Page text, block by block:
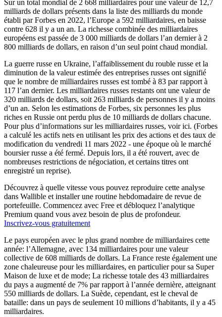
Sur un total mondial de 2 668 milliardaires pour une valeur de 12,7
milliards de dollars présents dans la liste des milliards du monde
établi par Forbes en 2022, l’Europe a 592 milliardaires, en baisse
contre 628 il y a un an. La richesse combinée des milliardaires
européens est passée de 3 000 milliards de dollars l’an dernier à 2
800 milliards de dollars, en raison d’un seul point chaud mondial.
La guerre russe en Ukraine, l’affaiblissement du rouble russe et la
diminution de la valeur estimée des entreprises russes ont signifié
que le nombre de milliardaires russes est tombé à 83 par rapport à
117 l’an dernier. Les milliardaires russes restants ont une valeur de
320 milliards de dollars, soit 263 milliards de personnes il y a moins
d’un an. Selon les estimations de Forbes, six personnes les plus
riches en Russie ont perdu plus de 10 milliards de dollars chacune.
Pour plus d’informations sur les milliardaires russes, voir ici. (Forbes
a calculé les actifs nets en utilisant les prix des actions et des taux de
modification du vendredi 11 mars 2022 - une époque où le marché
boursier russe a été fermé. Depuis lors, il a été rouvert, avec de
nombreuses restrictions de négociation, et certains titres ont
enregistré un reprise).
Découvrez à quelle vitesse vous pouvez reproduire cette analyse
dans Wallible et installer une routine hebdomadaire de revue de
portefeuille. Commencez avec Free et débloquez l’analytique
Premium quand vous avez besoin de plus de profondeur.
Inscrivez-vous gratuitement
Le pays européen avec le plus grand nombre de milliardaires cette
année: l’Allemagne, avec 134 milliardaires pour une valeur
collective de 608 milliards de dollars. La France reste également une
zone chaleureuse pour les milliardaires, en particulier pour sa Super
Maison de luxe et de mode; La richesse totale des 43 milliardaires
du pays a augmenté de 7% par rapport à l’année dernière, atteignant
550 milliards de dollars. La Suède, cependant, est le cheval de
bataille: dans un pays de seulement 10 millions d’habitants, il y a 45
milliardaires.